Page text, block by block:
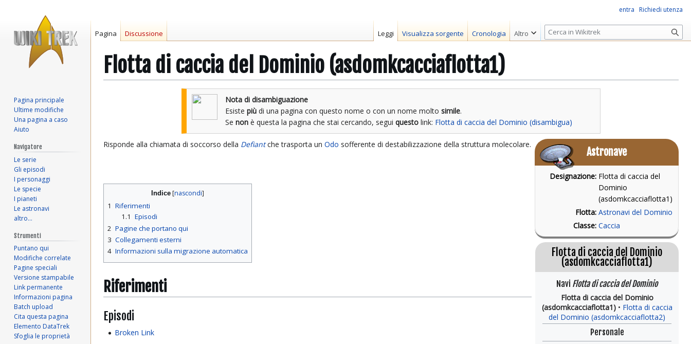
Flotta di caccia del Dominio (asdomkcacciaflotta1)
Nota di disambiguazione
Esistepiù di una pagina con questo nome o con un nome moltosimile.
Senon è questa la pagina che stai cercando, seguiquesto link: Flotta di caccia del Dominio (disambigua)
Astronave
Designazione: Flotta di caccia del
Dominio
(asdomkcacciaflotta1)
Flotta: Astronavi del Dominio
Classe: Caccia
Flotta di caccia del Dominio
(asdomkcacciaflotta1)
Navi Flotta di caccia del Dominio
Flotta di caccia del Dominio
(asdomkcacciaflotta1)
Flotta di caccia
del Dominio (asdomkcacciaflotta2)
Personale
Risponde alla chiamata di soccorso della Defiantche trasporta un Odo sofferente di destabilizzazione della struttura molecolare.
Indice
1 Riferimenti
1.1 Episodi
2 Pagine che portano qui
3 Collegamenti esterni
4 Informazioni sulla migrazione automatica
Riferimenti
Episodi
Broken Link
entra Richiedi utenza
Pagina Discussione Leggi Visualizza sorgente Cronologia Altro
R
i
r
c
Pagina principale
Ultime modifiche
Una pagina a caso
Aiuto
Navigatore
Le serie
Gli episodi
I personaggi
Le specie
I pianeti
Le astronavi
altro…
Strumenti
Puntano qui
Modifiche correlate
Pagine speciali
Versione stampabile
Link permanente
Informazioni pagina
Batch upload
Cita questa pagina
Elemento DataTrek
Sfoglia le proprietà